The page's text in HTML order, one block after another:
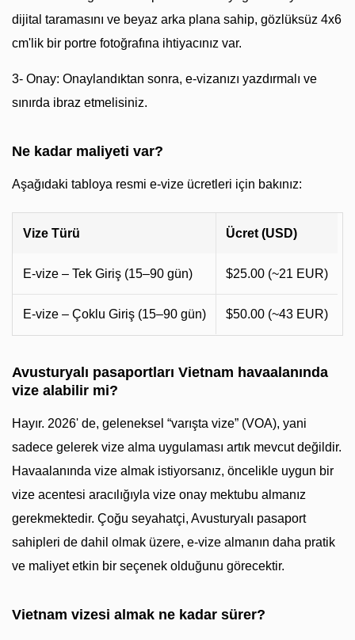
dijital taramasını ve beyaz arka plana sahip, gözlüksüz 4x6
cm'lik bir portre fotoğrafına ihtiyacınız var.
3- Onay: Onaylandıktan sonra, e-vizanızı yazdırmalı ve
sınırda ibraz etmelisiniz.
Ne kadar maliyeti var?
Aşağıdaki tabloya resmi e-vize ücretleri için bakınız:
Vize Türü Ücret (USD)
E-vize – Tek Giriş (15–90 gün) $25.00 (~21 EUR)
E-vize – Çoklu Giriş (15–90 gün) $50.00 (~43 EUR)
Avusturyalı pasaportları Vietnam havaalanında
vize alabilir mi?
Hayır. 2026' de, geleneksel “varışta vize” (VOA), yani
sadece gelerek vize alma uygulaması artık mevcut değildir.
Havaalanında vize almak istiyorsanız, öncelikle uygun bir
vize acentesi aracılığıyla vize onay mektubu almanız
gerekmektedir. Çoğu seyahatçi, Avusturyalı pasaport
sahipleri de dahil olmak üzere, e-vize almanın daha pratik
ve maliyet etkin bir seçenek olduğunu görecektir.
Vietnam vizesi almak ne kadar sürer?